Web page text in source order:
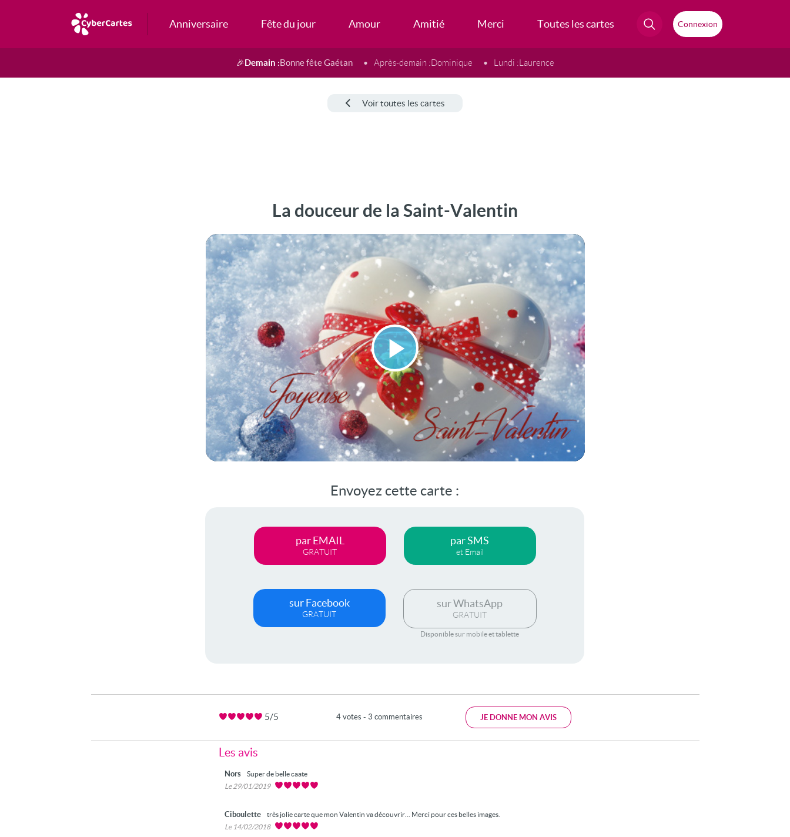
Anniversaire Fête du jour Amour Amitié Merci Toutes les cartes Connexion
🎉Demain :Bonne fête Gaétan Après-demain :Dominique Lundi :Laurence
Voir toutes les cartes
La douceur de la Saint-Valentin
Lire
la
vidéo
Envoyez cette carte :
par EMAIL
GRATUIT
par SMS
et Email
sur Facebook
GRATUIT
sur WhatsApp
GRATUIT
Disponible sur mobile et tablette
5/5 4 votes - 3 commentaires JE DONNE MON AVIS
Les avis
Nors
Super de belle caate
Le 29/01/2019
Ciboulette
très jolie carte que mon Valentin va découvrir... Merci pour ces belles images.
Le 14/02/2018